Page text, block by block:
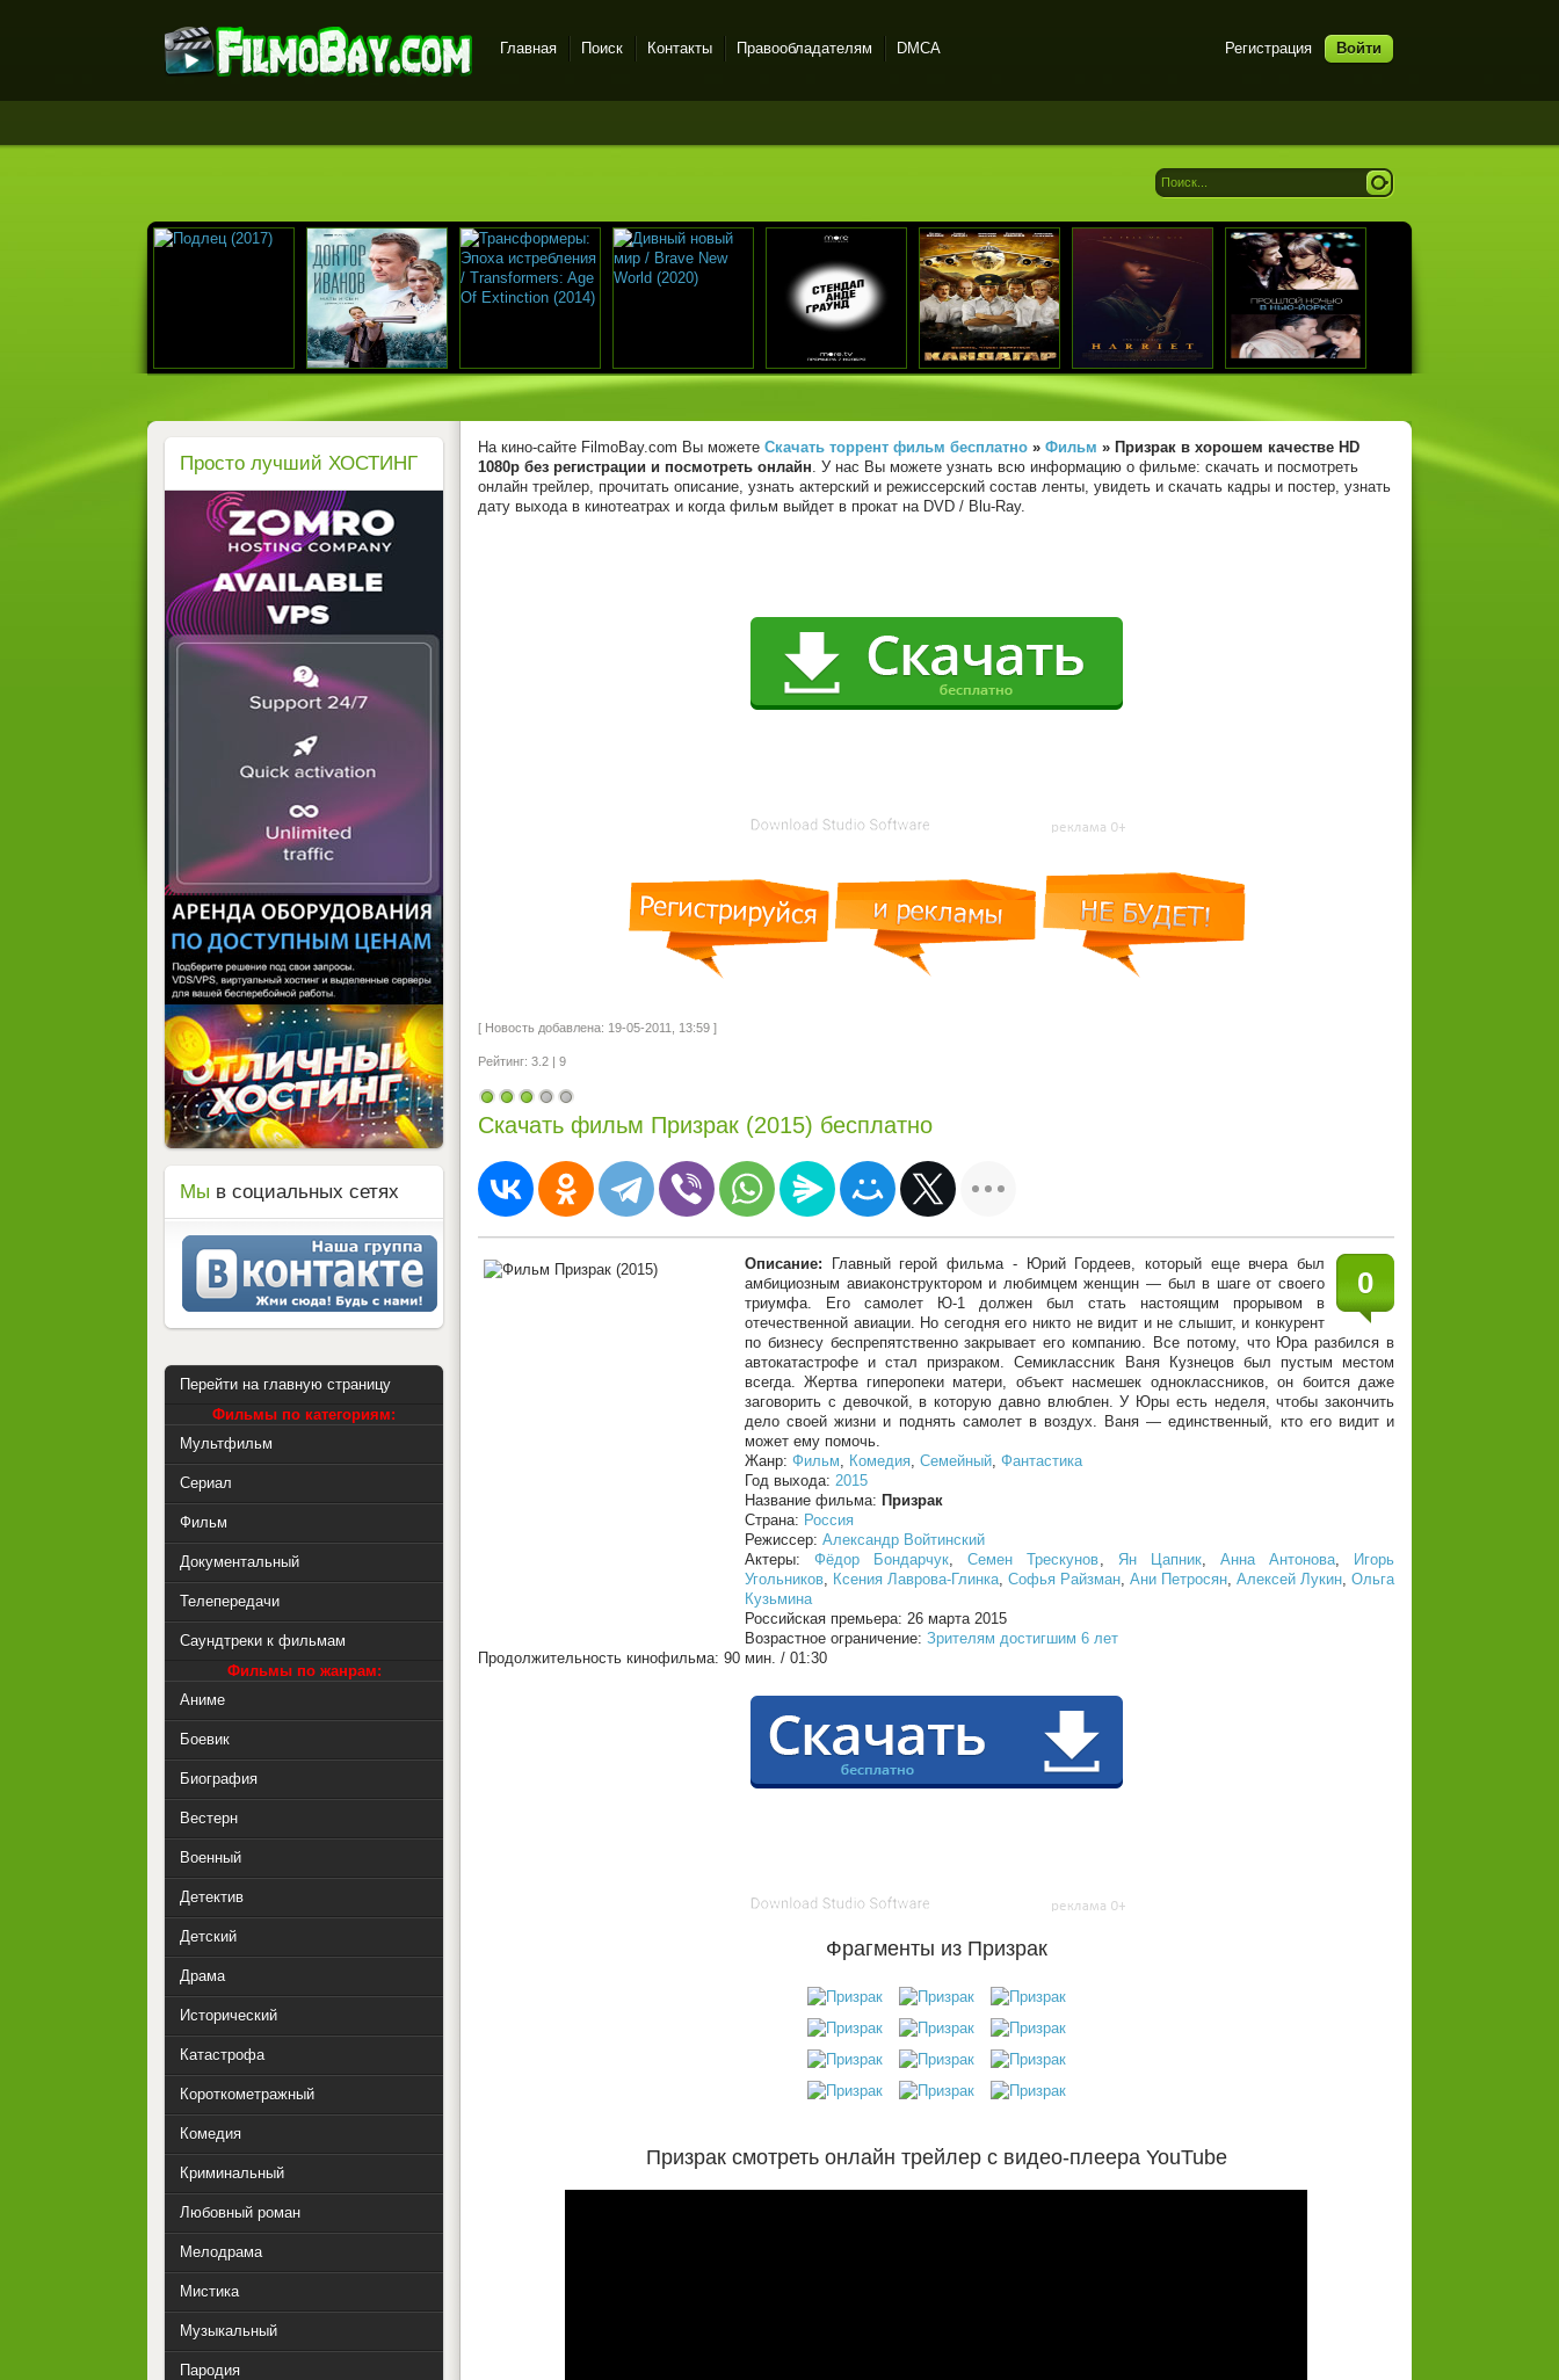
качестве бесплатно
Регистрация Войти
Главная Поиск Контакты Правообладателям DMCA
На кино-сайте FilmoBay.com Вы можете Скачать торрент фильм бесплатно » Фильм » Призрак в хорошем качестве HD
1080p без регистрации и посмотреть онлайн. У нас Вы можете узнать всю информацию о фильме: скачать и посмотреть
онлайн трейлер, прочитать описание, узнать актерский и режиссерский состав ленты, увидеть и скачать кадры и постер, узнать
дату выхода в кинотеатрах и когда фильм выйдет в прокат на DVD / Blu-Ray.
[ Новость добавлена: 19-05-2011, 13:59 ]
Рейтинг: 3.2 | 9
Скачать фильм Призрак (2015) бесплатно
0
Описание: Главный герой фильма - Юрий Гордеев, который еще вчера был
амбициозным авиаконструктором и любимцем женщин — был в шаге от своего
триумфа. Его самолет Ю-1 должен был стать настоящим прорывом в
отечественной авиации. Но сегодня его никто не видит и не слышит, и конкурент
по бизнесу беспрепятственно закрывает его компанию. Все потому, что Юра разбился в
автокатастрофе и стал призраком. Семиклассник Ваня Кузнецов был пустым местом
всегда. Жертва гиперопеки матери, объект насмешек одноклассников, он боится даже
заговорить с девочкой, в которую давно влюблен. У Юры есть неделя, чтобы закончить
дело своей жизни и поднять самолет в воздух. Ваня — единственный, кто его видит и
может ему помочь.
Жанр: Фильм, Комедия, Семейный, Фантастика
Год выхода: 2015
Название фильма: Призрак
Страна: Россия
Режиссер: Александр Войтинский
Актеры:Фёдор Бондарчук,Семен Трескунов, Ян Цапник, Анна Антонова,
Игорь
Угольников, Ксения Лаврова-Глинка, Софья Райзман, Ани Петросян, Алексей Лукин, Ольга
Кузьмина
Российская премьера: 26 марта 2015
Возрастное ограничение: Зрителям достигшим 6 лет
Продолжительность кинофильма: 90 мин. / 01:30
Фрагменты из Призрак
Призрак смотреть онлайн трейлер с видео-плеера YouTube
Просто лучший ХОСТИНГ
Мы в социальных сетях
Перейти на главную страницу
Фильмы по категориям:
Мультфильм
Сериал
Фильм
Документальный
Телепередачи
Саундтреки к фильмам
Фильмы по жанрам:
Аниме
Боевик
Биография
Вестерн
Военный
Детектив
Детский
Драма
Исторический
Катастрофа
Короткометражный
Комедия
Криминальный
Любовный роман
Мелодрама
Мистика
Музыкальный
Пародия